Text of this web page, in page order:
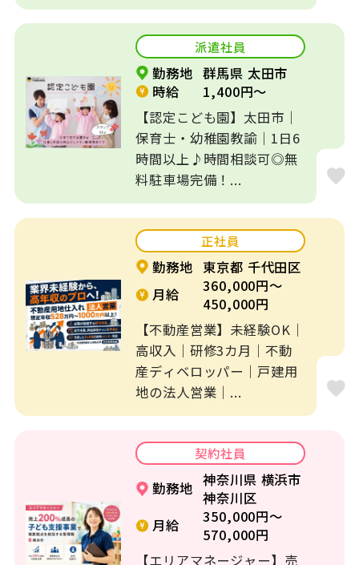
補助業務
短時間 制服あり
資格なしOK
出産・育児休暇あ
り
入社日相談可
福利厚生充実 平日休みOK
未経験者歓迎
乳児保育 駅徒歩圏内
時短勤務OK 主婦が活躍
ミドル世代が活躍 交通費支給
9時から勤務 16時で帰れる
社員の登用あり
派遣社員
勤務地 群馬県 太田市
時給
1,400円～
【認定こども園】太田市｜
保育士・幼稚園教諭｜1日6
時間以上♪時間相談可◎無
料駐車場完備！...
正社員
勤務地 東京都 千代田区
月給
360,000円～
450,000円
【不動産営業】未経験OK｜
高収入｜研修3カ月｜不動
産ディベロッパー｜戸建用
地の法人営業｜...
契約社員
勤務地 神奈川県 横浜市
神奈川区
月給
350,000円～
570,000円
【エリアマネージャー】売